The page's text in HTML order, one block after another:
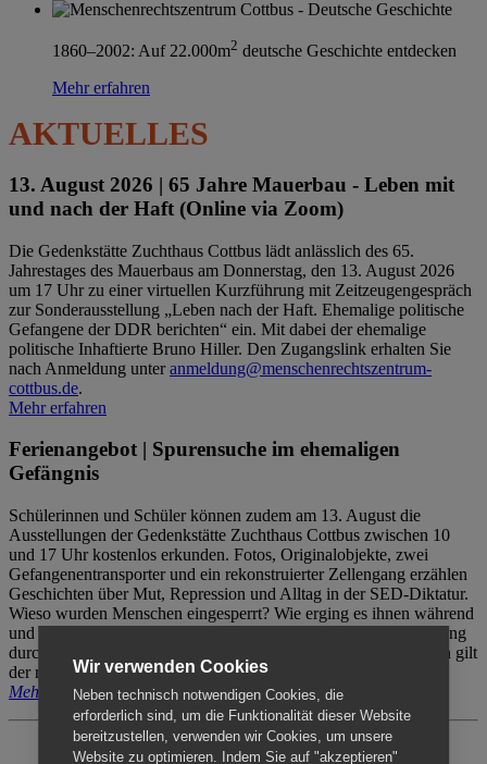
1860–2002: Auf 22.000m2 deutsche Geschichte entdecken
Mehr erfahren
AKTUELLES
13. August 2026 | 65 Jahre Mauerbau - Leben mit
und nach der Haft (Online via Zoom)
Die Gedenkstätte Zuchthaus Cottbus lädt anlässlich des 65.
Jahrestages des Mauerbaus am Donnerstag, den 13. August 2026
um 17 Uhr zu einer virtuellen Kurzführung mit Zeitzeugengespräch
zur Sonderausstellung „Leben nach der Haft. Ehemalige politische
Gefangene der DDR berichten“ ein. Mit dabei der ehemalige
politische Inhaftierte Bruno Hiller. Den Zugangslink erhalten Sie
nach Anmeldung unteranmeldung@menschenrechtszentrum-
cottbus.de.
Mehr erfahren
Ferienangebot | Spurensuche im ehemaligen
Gefängnis
Schülerinnen und Schüler können zudem am 13. August die
Ausstellungen der Gedenkstätte Zuchthaus Cottbus zwischen 10
und 17 Uhr kostenlos erkunden. Fotos, Originalobjekte, zwei
Gefangenentransporter und ein rekonstruierter Zellengang erzählen
Geschichten über Mut, Repression und Alltag in der SED-Diktatur.
Wieso wurden Menschen eingesperrt? Wie erging es ihnen während
und nach der Haft? Der Besuch erfolgt individuell ohne Betreuung
durch das Menschenrechtszentrum Cottbus. Für Begleitpersonen gilt
der reguläre Eintritt (8€ / ermäßigt 5€).
Mehr erfahren
Wir verwenden Cookies
Neben technisch notwendigen Cookies, die
erforderlich sind, um die Funktionalität dieser Website
bereitzustellen, verwenden wir Cookies, um unsere
Website zu optimieren. Indem Sie auf "akzeptieren"